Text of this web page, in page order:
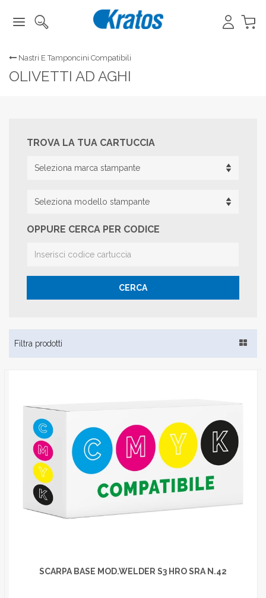
Nastri E Tamponcini Compatibili
OLIVETTI AD AGHI
TROVA LA TUA CARTUCCIA
OPPURE CERCA PER CODICE
CERCA
Toggle
Filtra prodotti
SCARPA BASE MOD.WELDER S3 HRO SRA N.42